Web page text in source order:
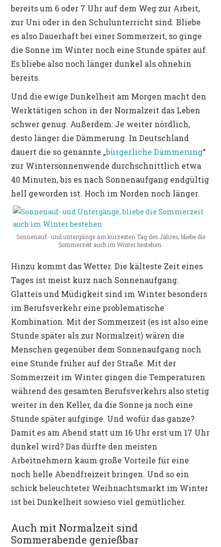
bereits um 6 oder 7 Uhr auf dem Weg zur Arbeit,
zur Uni oder in den Schulunterricht sind. Bliebe
es also Dauerhaft bei einer Sommerzeit, so ginge
die Sonne im Winter noch eine Stunde später auf.
Es bliebe also noch länger dunkel als ohnehin
bereits.
Und die ewige Dunkelheit am Morgen macht den
Werktätigen schon in der Normalzeit das Leben
schwer genug. Außerdem: Je weiter nördlich,
desto länger die Dämmerung. In Deutschland
dauert die so genannte „bürgerliche Dämmerung“
zur Wintersonnenwende durchschnittlich etwa
40 Minuten, bis es nach Sonnenaufgang endgültig
hell geworden ist. Hoch im Norden noch länger.
Sonnenauf- und untergänge am kürzesten Tag des Jahres, bliebe die
Sommerzeit auch im Winter bestehen.
Hinzu kommt das Wetter. Die kälteste Zeit eines
Tages ist meist kurz nach Sonnenaufgang.
Glatteis und Müdigkeit sind im Winter besonders
im Berufsverkehr eine problematische
Kombination. Mit der Sommerzeit (es ist also eine
Stunde später als zur Normalzeit) wären die
Menschen gegenüber dem Sonnenaufgang noch
eine Stunde früher auf der Straße. Mit der
Sommerzeit im Winter gingen die Temperaturen
während des gesamten Berufsverkehrs also stetig
weiter in den Keller, da die Sonne ja noch eine
Stunde später aufginge. Und wofür das ganze?
Damit es am Abend statt um 16 Uhr erst um 17 Uhr
dunkel wird? Das dürfte den meisten
Arbeitnehmern kaum große Vorteile für eine
noch helle Abendfreizeit bringen. Und so ein
schick beleuchteter Weihnachtsmarkt im Winter
ist bei Dunkelheit sowieso viel gemütlicher.
Auch mit Normalzeit sind
Sommerabende genießbar